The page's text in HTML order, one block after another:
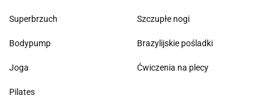
Superbrzuch
Bodypump
Joga
Pilates
Szczupłe nogi
Brazylijskie pośladki
Ćwiczenia na plecy